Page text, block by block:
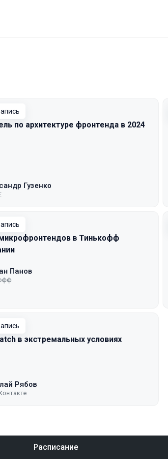
по архитектуре фронтенда в 2024
Гузенко
в Тинькофф
Панов
в экстремальных условиях
Рябов
Расписание